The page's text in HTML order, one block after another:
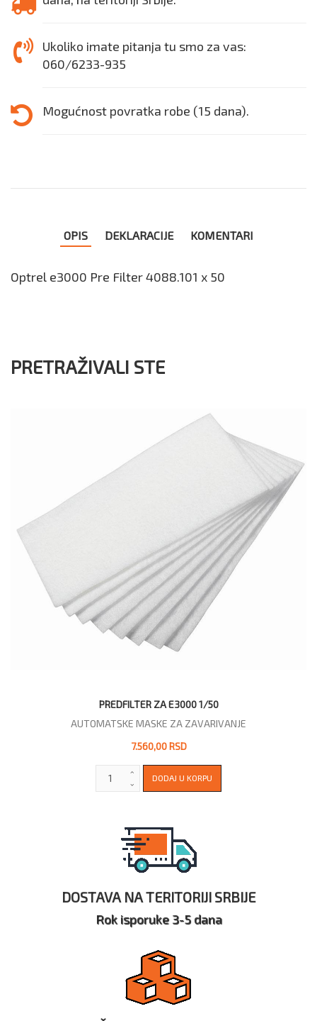
Ukoliko imate pitanja tu smo za vas:
060/6233-935
Mogućnost povratka robe (15 dana).
OPIS DEKLARACIJE KOMENTARI
Optrel e3000 Pre Filter 4088.101 x 50
PRETRAŽIVALI STE
PREDFILTER ZA E3000 1/50
AUTOMATSKE MASKE ZA ZAVARIVANJE
7.560,00 RSD
DOSTAVA NA TERITORIJI SRBIJE
Rok isporuke 3-5 dana